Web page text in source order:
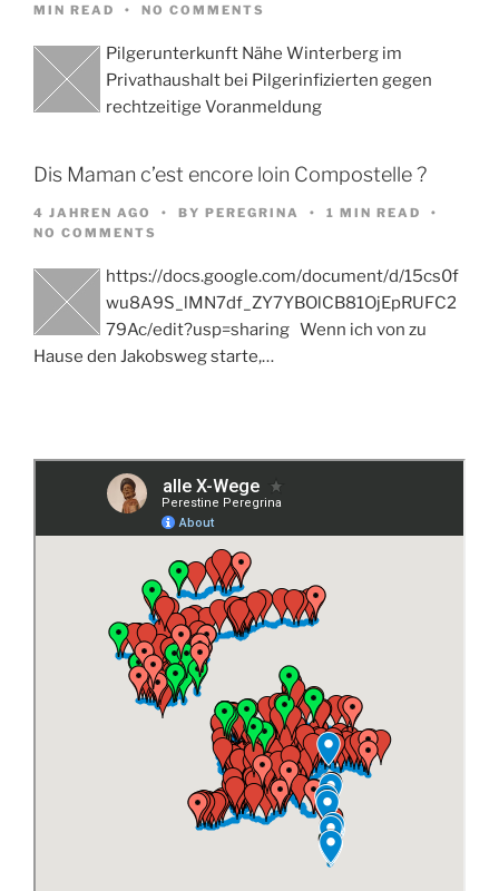
MIN READ
NO COMMENTS
Pilgerunterkunft Nähe Winterberg im
Privathaushalt bei Pilgerinfizierten gegen
rechtzeitige Voranmeldung
Dis Maman c’est encore loin Compostelle ?
4 JAHREN AGO BY PEREGRINA
1 MIN READ
NO COMMENTS
https://docs.google.com/document/d/15cs0f
wu8A9S_lMN7df_ZY7YBOlCB81OjEpRUFC2
79Ac/edit?usp=sharing Wenn ich von zu
Hause den Jakobsweg starte,…